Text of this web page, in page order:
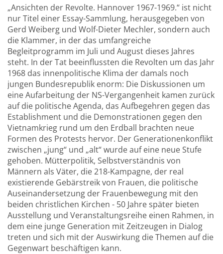
„Ansichten der Revolte. Hannover 1967-1969.“ ist nicht
nur Titel einer Essay-Sammlung, herausgegeben von
Gerd Weiberg und Wolf-Dieter Mechler, sondern auch
die Klammer, in der das umfangreiche
Begleitprogramm im Juli und August dieses Jahres
steht. In der Tat beeinflussten die Revolten um das Jahr
1968 das innenpolitische Klima der damals noch
jungen Bundesrepublik enorm: Die Diskussionen um
eine Aufarbeitung der NS-Vergangenheit kamen zurück
auf die politische Agenda, das Aufbegehren gegen das
Establishment und die Demonstrationen gegen den
Vietnamkrieg rund um den Erdball brachten neue
Formen des Protests hervor. Der Generationenkonflikt
zwischen „jung“ und „alt“ wurde auf eine neue Stufe
gehoben. Mütterpolitik, Selbstverständnis von
Männern als Väter, die 218-Kampagne, der real
existierende Gebärstreik von Frauen, die politische
Auseinandersetzung der Frauenbewegung mit den
beiden christlichen Kirchen - 50 Jahre später bieten
Ausstellung und Veranstaltungsreihe einen Rahmen, in
dem eine junge Generation mit Zeitzeugen in Dialog
treten und sich mit der Auswirkung die Themen auf die
Gegenwart beschäftigen kann.